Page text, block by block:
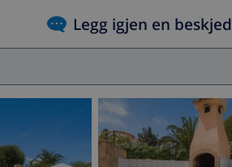
Legg igjen en beskjed